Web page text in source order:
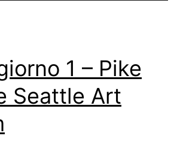
1 – Pike
Seattle Art